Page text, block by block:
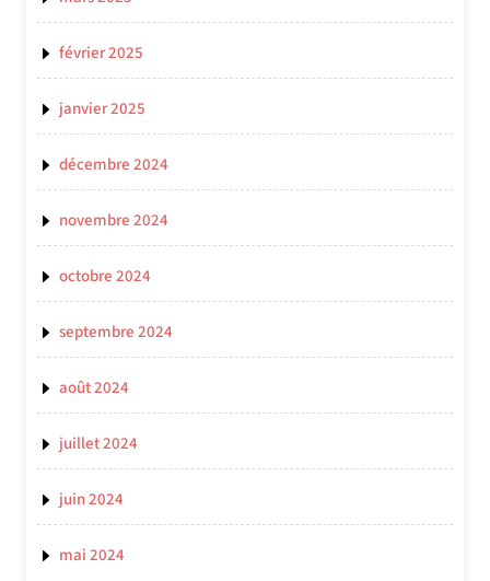
février 2025
janvier 2025
décembre 2024
novembre 2024
octobre 2024
septembre 2024
août 2024
juillet 2024
juin 2024
mai 2024